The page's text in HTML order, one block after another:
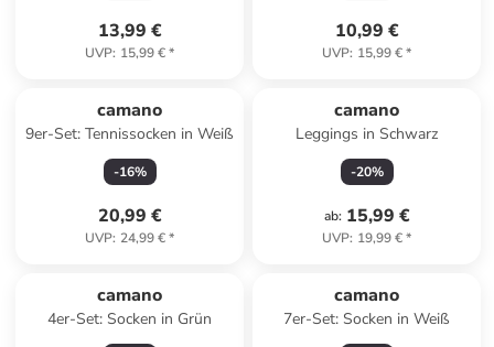
13,99 €
UVP: 15,99 €*
10,99 €
UVP: 15,99 €*
camano
9er-Set: Tennissocken in Weiß
-16%
20,99 €
UVP: 24,99 €*
camano
Leggings in Schwarz
-20%
ab: 15,99 €
UVP: 19,99 €*
camano
4er-Set: Socken in Grün
camano
7er-Set: Socken in Weiß